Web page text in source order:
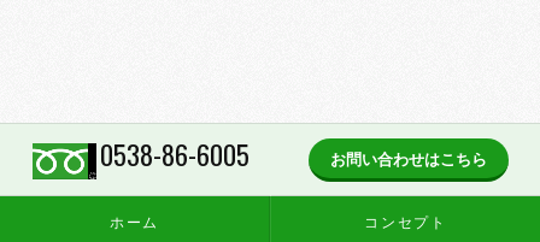
0538-86-6005 お問い合わせはこちら
ホーム コンセプト